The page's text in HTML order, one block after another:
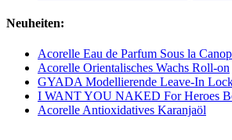
Neuheiten:
Acorelle Eau de Parfum Sous la
Acorelle Orientalisches Wachs Roll-on
GYADA Modellierende Leave-In
I WANT YOU NAKED For Heroes
Acorelle Antioxidatives Karanjaöl